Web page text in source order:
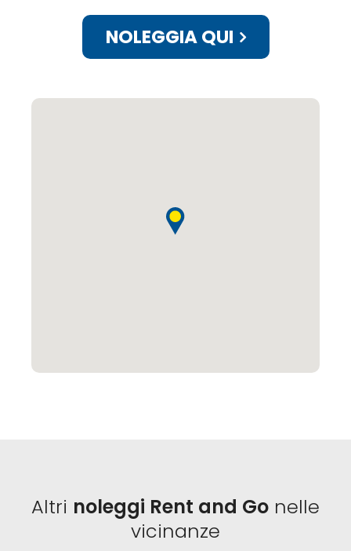
NOLEGGIA QUI
Altri noleggi Rent and Go nelle
vicinanze